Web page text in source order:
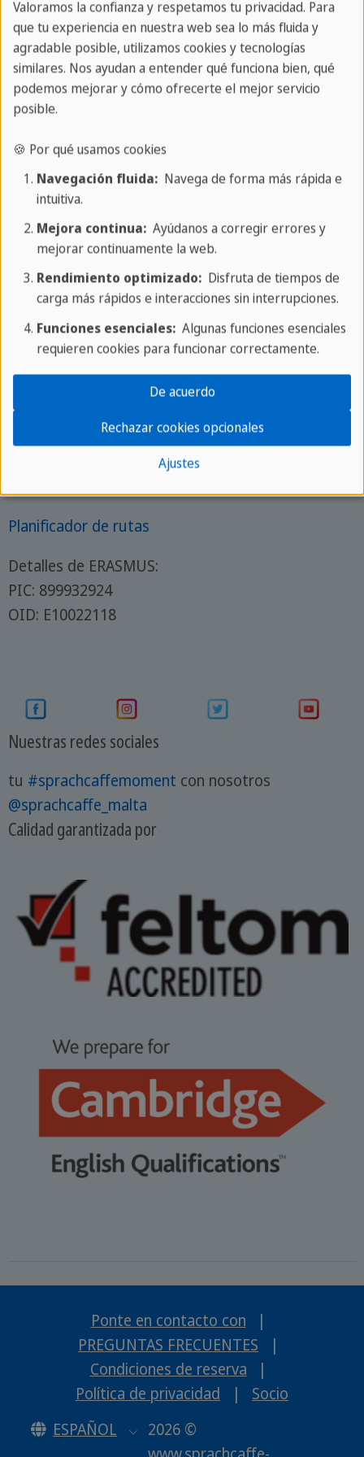
Actividades y ocio
Visitar Malta
🔔 Servicio
📞 00356-2137-3574
📧Contacto
Requisitos de entrada y visado
Empleo en Sprachcaffe:
Teamer
+ más ofertas de trabajo
🏠 Localización
Sprachcaffe Malta Escuela de Inglés
St. Julians, Pembroke PBK 1776
Planificador de rutas
Detalles de ERASMUS:
PIC: 899932924
OID: E10022118
Nuestras redes sociales
tu #sprachcaffemoment con nosotros
@sprachcaffe_malta
Calidad garantizada por
Ponte en contacto con
|
PREGUNTAS FRECUENTES
|
Condiciones de reserva
|
Política de privacidad
|
Socio
ESPAÑOL
2026 ©
Valoramos la confianza y respetamos tu privacidad. Para
que tu experiencia en nuestra web sea lo más fluida y
agradable posible, utilizamos cookies y tecnologías
similares. Nos ayudan a entender qué funciona bien, qué
podemos mejorar y cómo ofrecerte el mejor servicio
posible.
🍪 Por qué usamos cookies
Navegación fluida:Navega de forma más rápida e
intuitiva.
Mejora continua:Ayúdanos a corregir errores y
mejorar continuamente la web.
Rendimiento optimizado:Disfruta de tiempos de
carga más rápidos e interacciones sin interrupciones.
Funciones esenciales:Algunas funciones esenciales
requieren cookies para funcionar correctamente.
Ajustes
Rechazar cookies opcionales
De acuerdo